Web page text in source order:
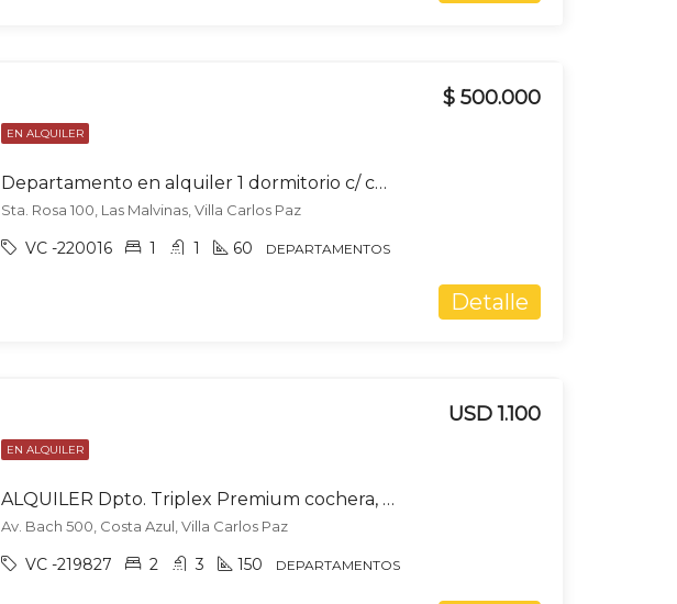
EN ALQUILER
Departamento en alquiler 1 dormitorio c/ cochera en Villa Carlos Paz
$ 500.000
Sta. Rosa 100, Las Malvinas, Villa Carlos Paz
VC -220016 1 1 60 DEPARTAMENTOS
Detalle
EN ALQUILER
ALQUILER Dpto. Triplex Premium cochera, terraza y pileta propia en Costa Azul
USD 1.100
Av. Bach 500, Costa Azul, Villa Carlos Paz
VC -219827 2 3 150 DEPARTAMENTOS